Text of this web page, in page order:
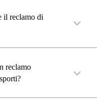
il reclamo di
reclamo